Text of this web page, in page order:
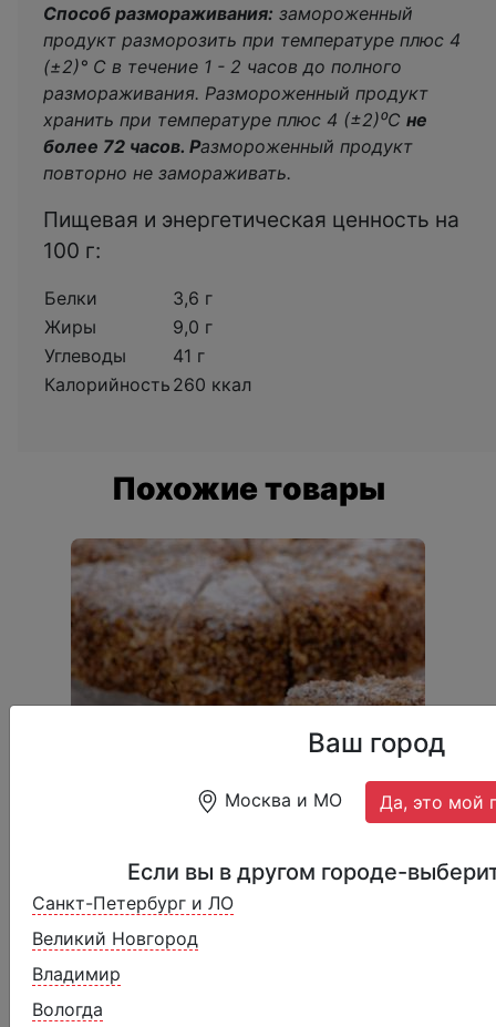
Ваш город
Москва и МО Да, это мой
Если вы в другом городе-
Санкт-Петербург и ЛО
Великий Новгород
Владимир
Вологда
Способ размораживания: замороженный
продукт разморозить при температуре плюс 4
(±2)° С в течение 1 - 2 часов до полного
размораживания. Размороженный продукт
хранить при температуре плюс 4 (±2)⁰С не
более 72 часов. Размороженный продукт
повторно не замораживать.
Пищевая и энергетическая ценность на
100 г:
Белки
3,6 г
Жиры
9,0 г
Углеводы
41 г
Калорийность 260 ккал
Похожие товары
Торт "Сметанник" 12п
1699 ₽ 2099 ₽
12 порций, 1740 г.